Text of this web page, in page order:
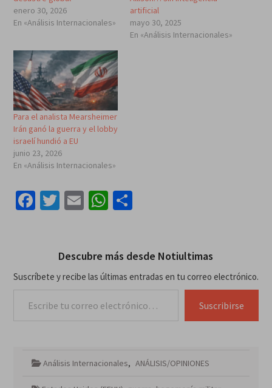
enero 30, 2026
En «Análisis Internacionales»
artificial
mayo 30, 2025
En «Análisis Internacionales»
Para el analista Mearsheimer
Irán ganó la guerra y el lobby
israelí hundió a EU
junio 23, 2026
En «Análisis Internacionales»
Facebook
Twitter
EmailWhatsApp
Compartir
Descubre más desde Notiultimas
Suscríbete y recibe las últimas entradas en tu correo electrónico.
Suscribirse
Análisis Internacionales, ANÁLISIS/OPINIONES